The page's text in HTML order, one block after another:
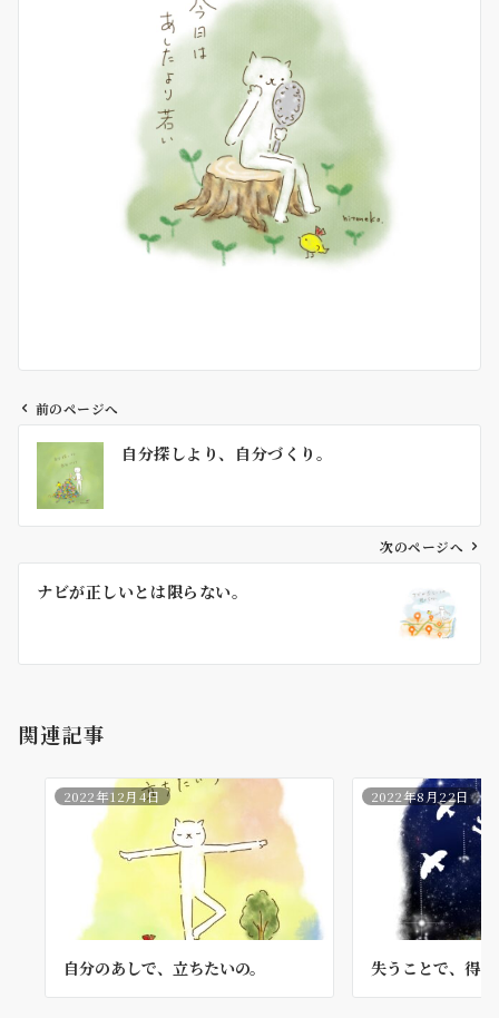
ビ
ン
前のページへ
自分探しより、自分づくり。
次のページへ
ナビが正しいとは限らない。
関連記事
2022年12月4日
自分のあしで、立ちたいの。
2022年8月22日
失うことで、得